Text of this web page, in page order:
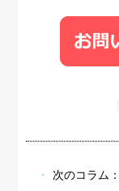
次のコラム：